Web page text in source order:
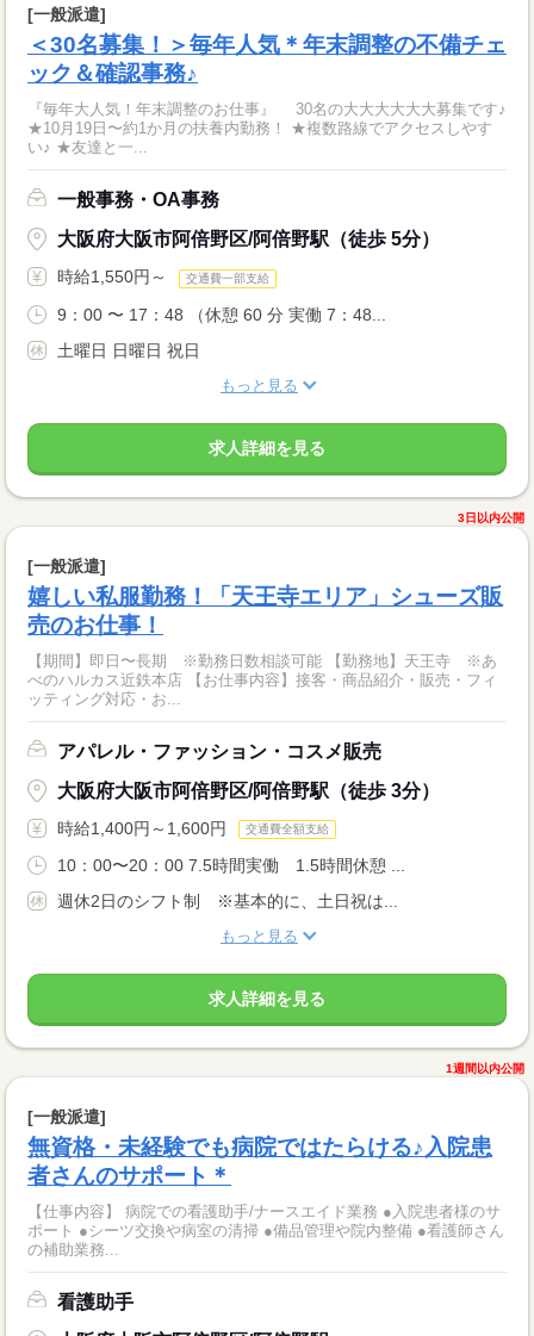
[一般派遣]
＜30名募集！＞毎年人気＊年末調整の不備チェ
ック＆確認事務♪
『毎年大人気！年末調整のお仕事』 30名の大大大大大大募集です♪
★10月19日〜約1か月の扶養内勤務！ ★複数路線でアクセスしやす
い♪ ★友達と一...
一般事務・OA事務
大阪府大阪市阿倍野区/阿倍野駅（徒歩 5分）
時給1,550円～ 交通費一部支給
9：00 〜 17：48 （休憩 60 分 実働 7：48...
土曜日 日曜日 祝日
もっと見る
求人詳細を見る
3日以内公開
[一般派遣]
嬉しい私服勤務！「天王寺エリア」シューズ販
売のお仕事！
【期間】即日〜長期 ※勤務日数相談可能 【勤務地】天王寺 ※あ
べのハルカス近鉄本店 【お仕事内容】接客・商品紹介・販売・フィ
ッティング対応・お...
アパレル・ファッション・コスメ販売
大阪府大阪市阿倍野区/阿倍野駅（徒歩 3分）
時給1,400円～1,600円 交通費全額支給
10：00〜20：00 7.5時間実働 1.5時間休憩 ...
週休2日のシフト制 ※基本的に、土日祝は...
もっと見る
求人詳細を見る
1週間以内公開
[一般派遣]
無資格・未経験でも病院ではたらける♪入院患
者さんのサポート＊
【仕事内容】 病院での看護助手/ナースエイド業務 ●入院患者様のサ
ポート ●シーツ交換や病室の清掃 ●備品管理や院内整備 ●看護師さん
の補助業務...
看護助手